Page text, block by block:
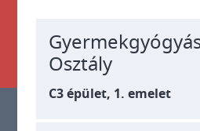
Osztály
C3 épület, 1. emelet